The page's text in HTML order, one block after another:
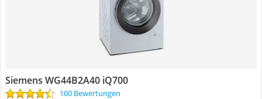
Siemens WG44B2A40 iQ700
160 Bewertungen